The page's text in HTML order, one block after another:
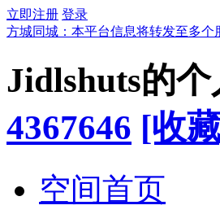
立即注册 登录
方城同城：本平台信息将转发至多
Jidlshuts的个
4367646 [收
空间首页